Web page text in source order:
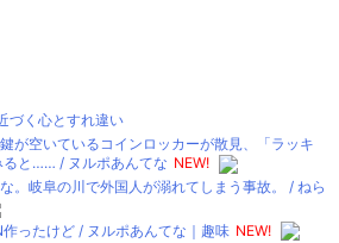
づく心とすれ違い
が空いているコインロッカーが散見、「ラッキ
ると…… / ヌルポあんてな NEW!
。岐阜の川で外国人が溺れてしまう事故。 / ねら
作ったけど / ヌルポあんてな｜趣味 NEW!